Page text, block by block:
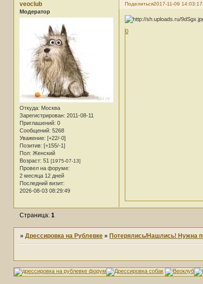
Поделиться2017-11-09 14:03:17
veoclub
Модератор
Откуда: Москва
Зарегистрирован: 2011-08-11
Приглашений: 0
Сообщений: 5268
Уважение: [+22/-0]
Позитив: [+155/-1]
Пол: Женский
Возраст: 51 [1975-07-13]
Провел на форуме:
2 месяца 12 дней
Последний визит:
2026-08-03 08:29:49
0
Страница: 1
» Дрессировка на Рублевке » Потерялись/Нашлись! Нужна